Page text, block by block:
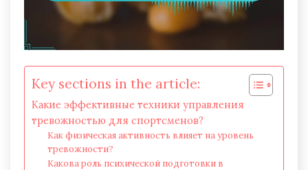
Key sections in the article:
Какие эффективные техники управления
тревожностью для спортсменов?
Как физическая активность влияет на уровень
тревожности?
Какова роль психической подготовки в